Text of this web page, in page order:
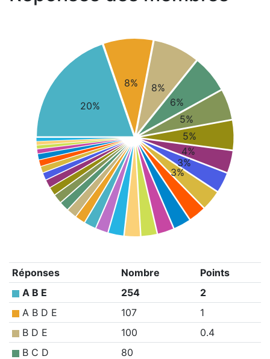
20%
8%
8%
6%
5%
5%
4%
3%
3%
Réponses Nombre
Points
A B E
254
2
A B D E
107
1
B D E
100
0.4
B C D
80